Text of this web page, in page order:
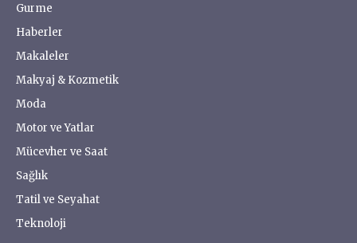
Gurme
Haberler
Makaleler
Makyaj & Kozmetik
Moda
Motor ve Yatlar
Mücevher ve Saat
Sağlık
Tatil ve Seyahat
Teknoloji